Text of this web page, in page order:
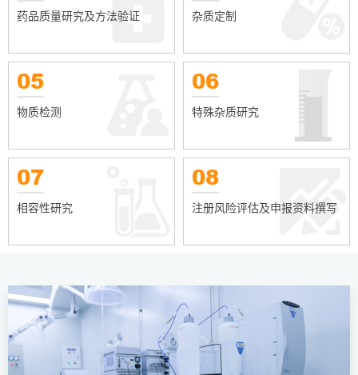
药品质量研究及方法验证 杂质定制
05
物质检测
06
特殊杂质研究
07
相容性研究
08
注册风险评估及申报资料撰写